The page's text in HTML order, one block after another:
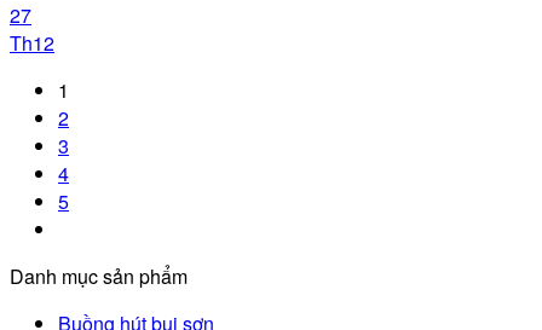
27
Th12
1
2
3
4
5
Danh mục sản phẩm
Buồng hút bụi sơn